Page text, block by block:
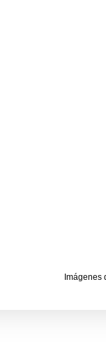
Imágenes